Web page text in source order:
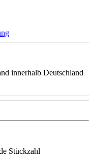
innerhalb Deutschland